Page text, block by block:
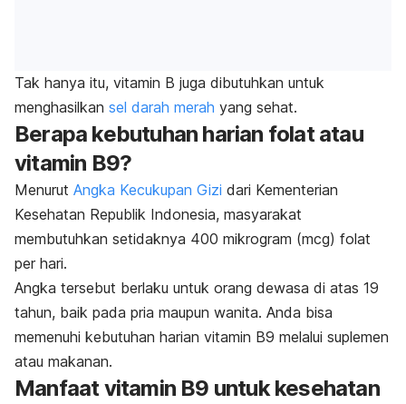
Tak hanya itu, vitamin B juga dibutuhkan untuk
menghasilkan sel darah merah yang sehat.
Berapa kebutuhan harian folat atau
vitamin B9?
Menurut Angka Kecukupan Gizi dari Kementerian
Kesehatan Republik Indonesia, masyarakat
membutuhkan setidaknya 400 mikrogram (mcg) folat
per hari.
Angka tersebut berlaku untuk orang dewasa di atas 19
tahun, baik pada pria maupun wanita. Anda bisa
memenuhi kebutuhan harian vitamin B9 melalui suplemen
atau makanan.
Manfaat vitamin B9 untuk kesehatan